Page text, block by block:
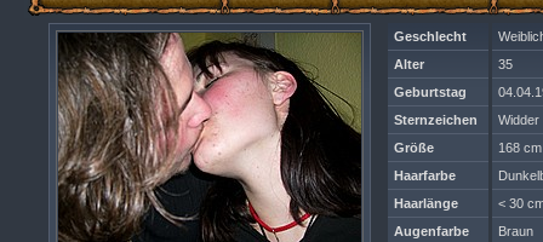
Geschlecht
Alter
35
Geburtstag
Sternzeichen
Widder
Größe
168 cm
Haarfarbe
Haarlänge
< 30
Augenfarbe
Braun